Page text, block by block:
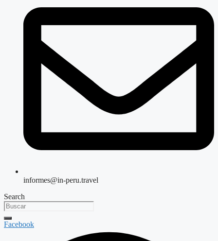
informes@in-peru.travel
Search
Facebook